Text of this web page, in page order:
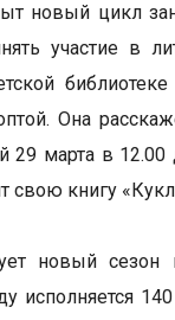
новый цикл
участие в
Она
марта в 12.00
книгу
новый
исполняется